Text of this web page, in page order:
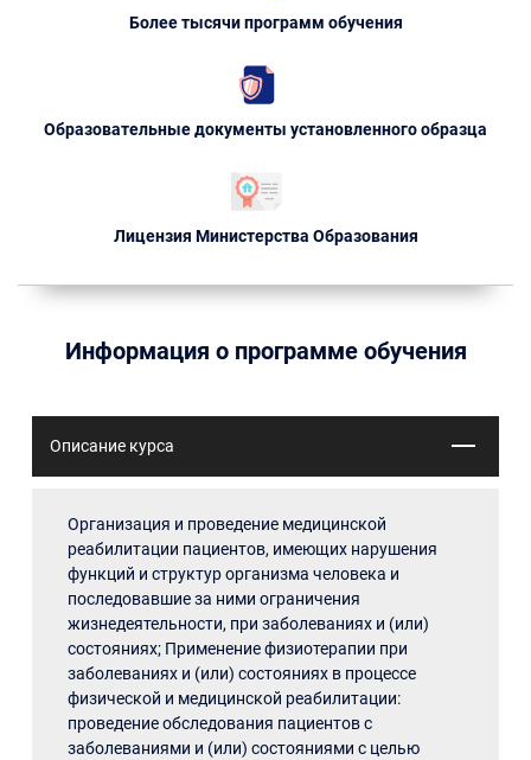
Более тысячи программ обучения
Образовательные документы установленного образца
Лицензия Министерства Образования
Информация о программе обучения
Описание курса
Организация и проведение медицинской
реабилитации пациентов, имеющих нарушения
функций и структур организма человека и
последовавшие за ними ограничения
жизнедеятельности, при заболеваниях и (или)
состояниях; Применение физиотерапии при
заболеваниях и (или) состояниях в процессе
физической и медицинской реабилитации:
проведение обследования пациентов с
заболеваниями и (или) состояниями с целью